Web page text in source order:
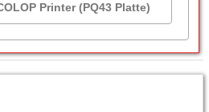
Printer (PQ43 Platte)